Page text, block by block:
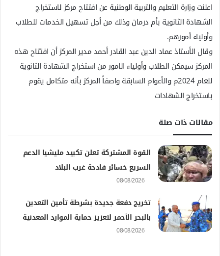
اعلنت وزارة التعليم والتربية الوطنية عن افتتاح مركز لاستخراج
الشهادة الثانوية بأم درمان وذلك من أجل تسهيل الخدمات للطلاب
وأولياء أمورهم.
وقال الأستاذ عماد الدين عبد القادر أحمد مدير المركز أن افتتاح هذه
المركز سيمكن الطلاب وأولياء الامور من استخراج الشهادة الثانوية
للعام 2024م والأعوام السابقة واصفاً المركز بأنه متكامل يقوم
باستخراج الشهادات
مقالات ذات صلة
القوة المشتركة تعلن تكبيد مليشيا الدعم
السريع خسائر فادحة غرب البلاد
08/08/2026
تخريج دفعة جديدة بشرطة تأمين التعدين
بالبحر الأحمر لتعزيز حماية الموارد المعدنية
08/08/2026